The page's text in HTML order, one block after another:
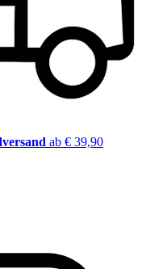
ab € 39,90